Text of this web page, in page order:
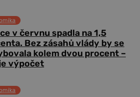
v červnu spadla na 1,5
Bez zásahů vlády by se
kolem dvou procent –
výpočet